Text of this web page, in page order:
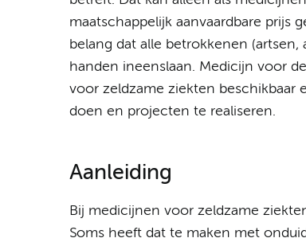
maatschappelijk aanvaardbare prijs
belang dat alle betrokkenen
handen ineenslaan. Medicijn voor
voor zeldzame ziekten beschikbaar
doen en projecten te realiseren.
Aanleiding
Bij medicijnen voor zeldzame
Soms heeft dat te maken met